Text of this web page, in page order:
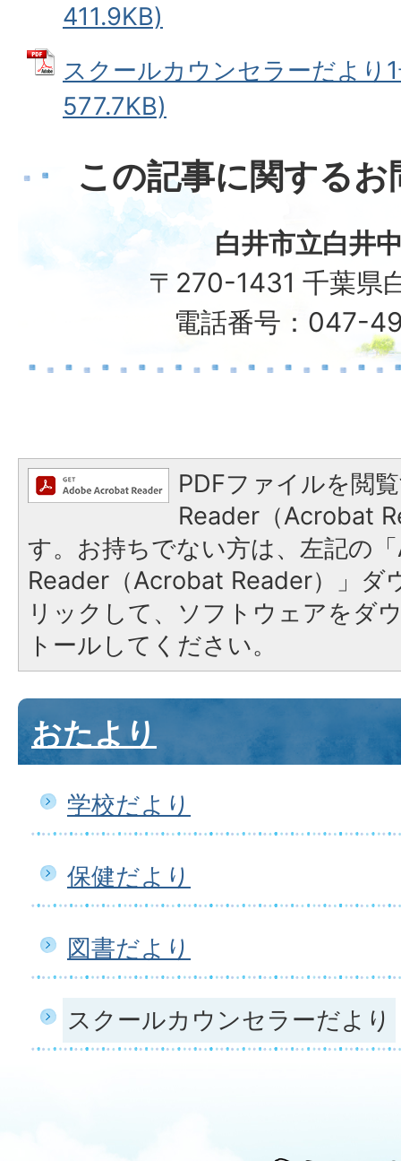
411.9KB)
スクールカウンセラーだより
577.7KB)
この記事に関する
白井市立白井
〒270-1431 千葉県
電話番号：047-
PDFファイルを閲
Reader（Acrobat
す。お持ちでない方は、左記の
Reader（Acrobat Reader）」ダ
リックして、ソフトウェアをダ
トールしてください。
おたより
学校だより
保健だより
図書だより
スクールカウンセラーだより